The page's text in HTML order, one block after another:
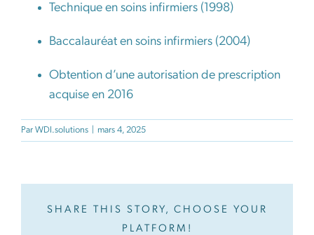
Technique en soins infirmiers (1998)
Baccalauréat en soins infirmiers (2004)
Obtention d’une autorisation de prescription
acquise en 2016
Par WDI.solutions mars 4, 2025
SHARE THIS STORY, CHOOSE YOUR
PLATFORM!